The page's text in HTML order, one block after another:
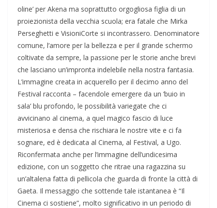
oline’ per Akena ma soprattutto orgogliosa figlia di un
proiezionista della vecchia scuola; era fatale che Mirka
Perseghetti e VisioniCorte si incontrassero. Denominatore
comune, l’amore per la bellezza e per il grande schermo
coltivate da sempre, la passione per le storie anche brevi
che lasciano un’impronta indelebile nella nostra fantasia.
L’immagine creata in acquerello per il decimo anno del
Festival racconta – facendole emergere da un ‘buio in
sala’ blu profondo, le possibilità variegate che ci
avvicinano al cinema, a quel magico fascio di luce
misteriosa e densa che rischiara le nostre vite e ci fa
sognare, ed è dedicata al Cinema, al Festival, a Ugo.
Riconfermata anche per l’immagine dell’undicesima
edizione, con un soggetto che ritrae una ragazzina su
un’altalena fatta di pellicola che guarda di fronte la città di
Gaeta. Il messaggio che sottende tale istantanea è “Il
Cinema ci sostiene”, molto significativo in un periodo di